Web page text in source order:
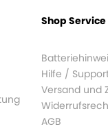
Shop Service
Hilfe /
Versand und
AGB